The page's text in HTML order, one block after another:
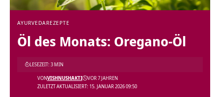
AYURVEDAREZEPTE
Öl des Monats: Oregano-Öl
ZULETZT AKTUALISIERT: 15. JANUAR 2026 09:50
VONVISHNUSHAKTI VOR 7 JAHREN
LESEZEIT: 3 MIN